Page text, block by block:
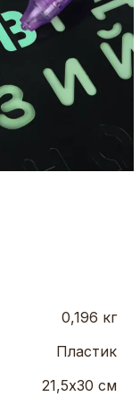
0,196 кг
Пластик
21,5х30 см